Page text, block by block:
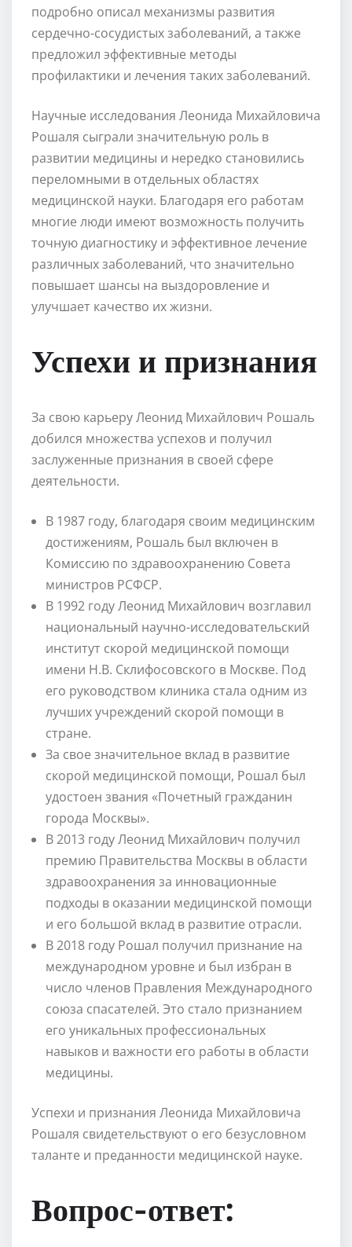
подробно описал механизмы развития
сердечно-сосудистых заболеваний, а также
предложил эффективные методы
профилактики и лечения таких заболеваний.
Научные исследования Леонида Михайловича
Рошаля сыграли значительную роль в
развитии медицины и нередко становились
переломными в отдельных областях
медицинской науки. Благодаря его работам
многие люди имеют возможность получить
точную диагностику и эффективное лечение
различных заболеваний, что значительно
повышает шансы на выздоровление и
улучшает качество их жизни.
Успехи и признания
За свою карьеру Леонид Михайлович Рошаль
добился множества успехов и получил
заслуженные признания в своей сфере
деятельности.
В 1987 году, благодаря своим медицинским
достижениям, Рошаль был включен в
Комиссию по здравоохранению Совета
министров РСФСР.
В 1992 году Леонид Михайлович возглавил
национальный научно-исследовательский
институт скорой медицинской помощи
имени Н.В. Склифосовского в Москве. Под
его руководством клиника стала одним из
лучших учреждений скорой помощи в
стране.
За свое значительное вклад в развитие
скорой медицинской помощи, Рошал был
удостоен звания «Почетный гражданин
города Москвы».
В 2013 году Леонид Михайлович получил
премию Правительства Москвы в области
здравоохранения за инновационные
подходы в оказании медицинской помощи
и его большой вклад в развитие отрасли.
В 2018 году Рошал получил признание на
международном уровне и был избран в
число членов Правления Международного
союза спасателей. Это стало признанием
его уникальных профессиональных
навыков и важности его работы в области
медицины.
Успехи и признания Леонида Михайловича
Рошаля свидетельствуют о его безусловном
таланте и преданности медицинской науке.
Вопрос-ответ: